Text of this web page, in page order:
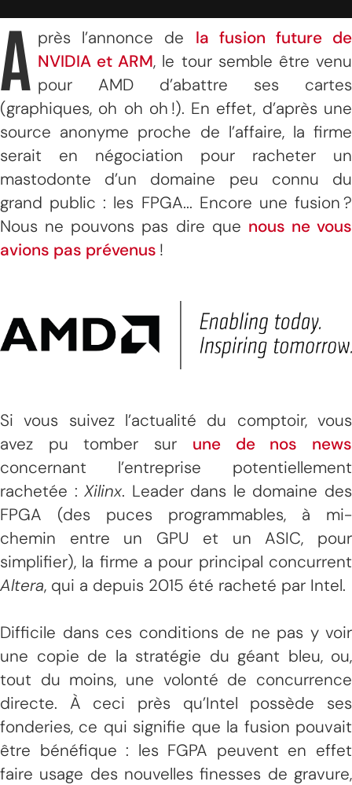
A près l’annonce de la fusion future de
NVIDIA et ARM, le tour semble être venu
pour AMD d’abattre ses cartes
(graphiques, oh oh oh !). En effet, d’après une
source anonyme proche de l’affaire, la firme
serait en négociation pour racheter un
mastodonte d’un domaine peu connu du
grand public : les FPGA... Encore une fusion ?
Nous ne pouvons pas dire que nous ne vous
avions pas prévenus !
Si vous suivez l’actualité du comptoir, vous
avez pu tomber sur une de nos news
concernant l’entreprise potentiellement
rachetée :Xilinx. Leader dans le domaine des
FPGA (des puces programmables, à mi-
chemin entre un GPU et un ASIC, pour
simplifier), la firme a pour principal concurrent
Altera, qui a depuis 2015 été racheté par Intel.
Difficile dans ces conditions de ne pas y voir
une copie de la stratégie du géant bleu, ou,
tout du moins, une volonté de concurrence
directe. À ceci près qu’Intel possède ses
fonderies, ce qui signifie que la fusion pouvait
être bénéfique : les FGPA peuvent en effet
faire usage des nouvelles finesses de gravure,